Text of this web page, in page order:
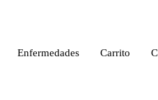
Enfermedades Carrito